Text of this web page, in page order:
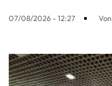
07/08/2026 - 12:27 Von